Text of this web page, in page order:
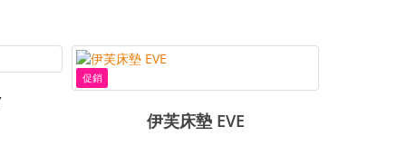
促銷
伊芙床墊 EVE